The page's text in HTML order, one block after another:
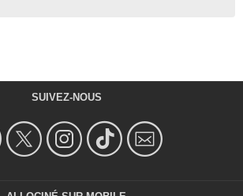
SUIVEZ-NOUS